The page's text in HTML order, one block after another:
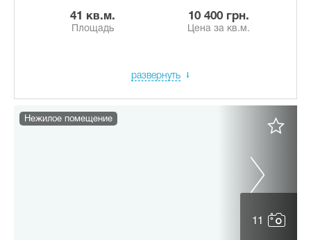
41 кв.м.
Площадь
10 400 грн.
Цена за кв.м.
развернуть
11
Нежилое помещение